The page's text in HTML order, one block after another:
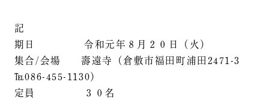
記
期日 令和元年８月２０日（火）
集合/会場 壽遠寺（倉敷市福田町浦田2471-3
℡086-455-1130）
定員 ３０名